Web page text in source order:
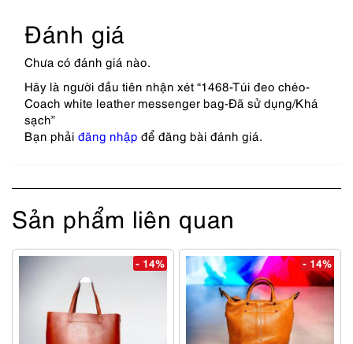
Đánh giá
Chưa có đánh giá nào.
Hãy là người đầu tiên nhận xét “1468-Túi đeo chéo-
Coach white leather messenger bag-Đã sử dụng/Khá
sạch”
Bạn phải đăng nhập để đăng bài đánh giá.
Sản phẩm liên quan
- 14% - 14%